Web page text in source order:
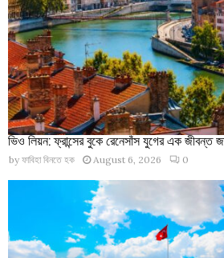
ভিও লিয়ন: ফ্রান্সের বুকে রেনেসাঁস যুগের এক জীবন্ত
by ফাবিহা বিনতে হক August 6, 2026 0